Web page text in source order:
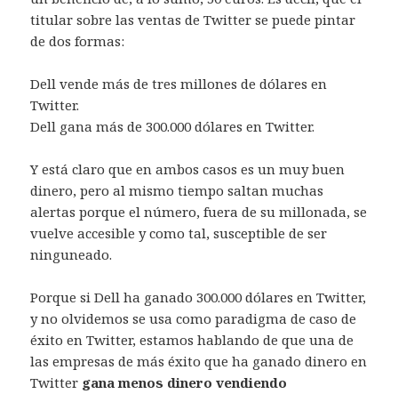
titular sobre las ventas de Twitter se puede pintar
de dos formas:
Dell vende más de tres millones de dólares en
Twitter.
Dell gana más de 300.000 dólares en Twitter.
Y está claro que en ambos casos es un muy buen
dinero, pero al mismo tiempo saltan muchas
alertas porque el número, fuera de su millonada, se
vuelve accesible y como tal, susceptible de ser
ninguneado.
Porque si Dell ha ganado 300.000 dólares en Twitter,
y no olvidemos se usa como paradigma de caso de
éxito en Twitter, estamos hablando de que una de
las empresas de más éxito que ha ganado dinero en
Twitter gana menos dinero vendiendo